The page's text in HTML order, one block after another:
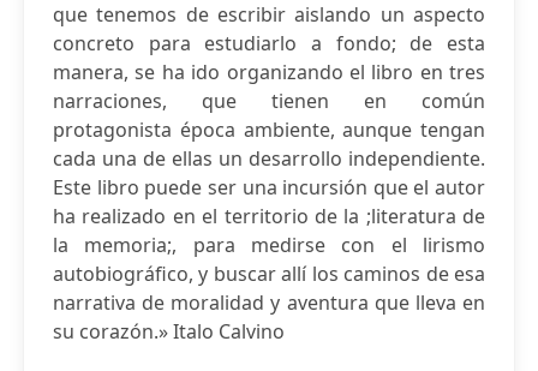
que tenemos de escribir aislando un aspecto
concreto para estudiarlo a fondo; de esta
manera, se ha ido organizando el libro en tres
narraciones, que tienen en común
protagonista época ambiente, aunque tengan
cada una de ellas un desarrollo independiente.
Este libro puede ser una incursión que el autor
ha realizado en el territorio de la ;literatura de
la memoria;, para medirse con el lirismo
autobiográfico, y buscar allí los caminos de esa
narrativa de moralidad y aventura que lleva en
su corazón.» Italo Calvino